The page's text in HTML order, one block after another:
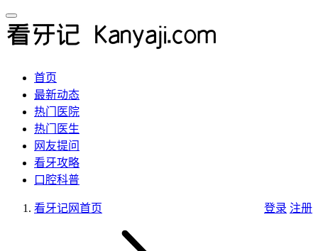
首页
最新动态
热门医院
热门医生
网友提问
看牙攻略
口腔科普
登录 注册
看牙记网首页